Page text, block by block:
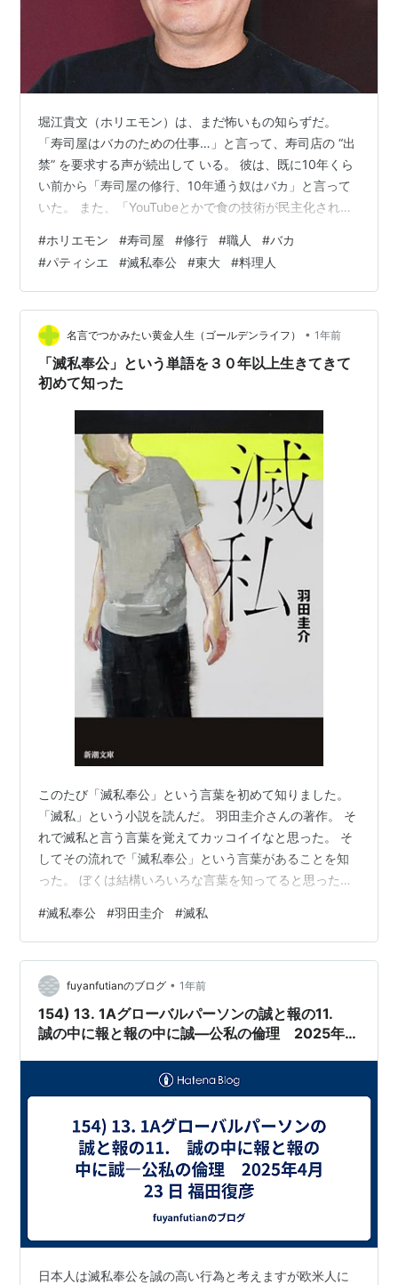
堀江貴文（ホリエモン）は、まだ怖いもの知らずだ。
「寿司屋はバカのための仕事…」と言って、寿司店の “出
禁” を要求する声が続出して いる。 彼は、既に10年くら
い前から「寿司屋の修行、10年通う奴はバカ」と言って
いた。 また、「YouTubeとかで食の技術が民主化され
修行するのではなく、数カ月の集中研修で寿司の技術を
習得できる」という “修行不要論” を唱えていた。 「バ
カ」と言ってはまずいが、持論は一定の真理や説得力を
持っている。 今までの日本の料理人の修行というのはほ
とんど無給で、初めの３年は皿洗いというような厳しい
ものだった。 親方と…
#ホリエモン #寿司屋 #修行 #職人 #バカ
#パティシエ #滅私奉公 #東大 #料理人
名言でつかみたい黄金人生（ゴールデンライフ） • 1年前
「滅私奉公」という単語を３０年以上生きてきて
初めて知った
このたび「滅私奉公」という言葉を初めて知りました。
「滅私」という小説を読んだ。 羽田圭介さんの著作。 そ
れで滅私と言う言葉を覚えてカッコイイなと思った。 そ
してその流れで「滅私奉公」という言葉があることを知
った。 ぼくは結構いろいろな言葉を知ってると思ったけ
公」という言葉が現代のコンプライアンスに引っかかり
かねない言葉で。 だからあまり聞かなじみのない言葉だ
ったかな？(笑) 「滅私」という字面は強烈でメッセージ
性が強い。 自己犠牲の面で批判されかねない。 ただ、
「滅私奉公」という言葉じたいは人生やビジネスの理念
としては良いと思う。 ビジネスに…
#滅私奉公 #羽田圭介 #滅私
fuyanfutianのブログ • 1年前
154) 13. 1Aグローバルパーソンの誠と報の11.
誠の中に報と報の中に誠―公私の倫理 2025年4
日本人は滅私奉公を誠の高い行為と考えますが欧米人に